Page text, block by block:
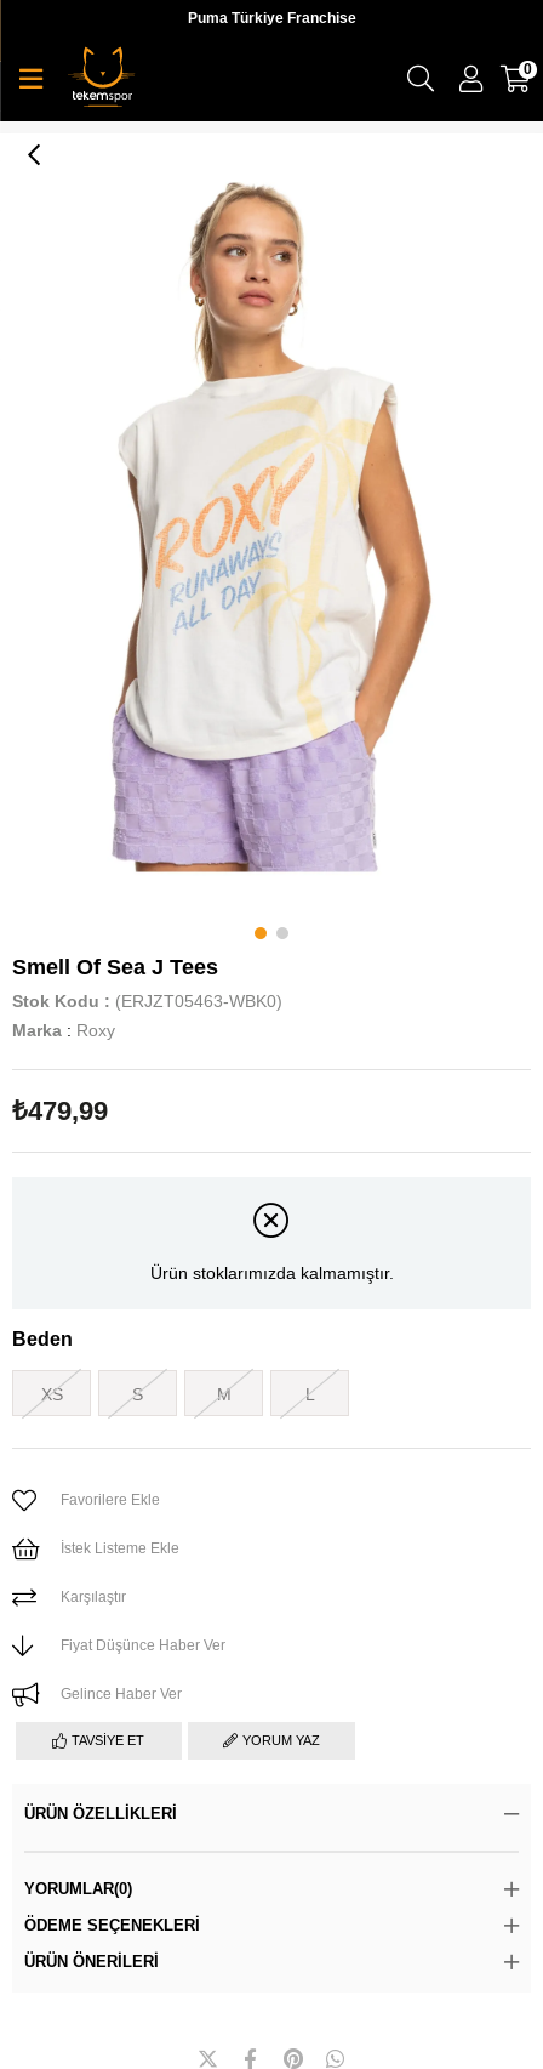
Puma Türkiye Franchise
0
Smell Of Sea J Tees
Stok Kodu
(ERJZT05463-WBK0)
Marka : Roxy
₺479,99
Ürün stoklarımızda kalmamıştır.
Beden
XS S M L
Favorilere Ekle
İstek Listeme Ekle
Karşılaştır
Fiyat Düşünce Haber Ver
Gelince Haber Ver
TAVSIYE ET YORUM YAZ
ÜRÜN ÖZELLIKLERI
YORUMLAR(0)
ÖDEME SEÇENEKLERI
ÜRÜN ÖNERILERI